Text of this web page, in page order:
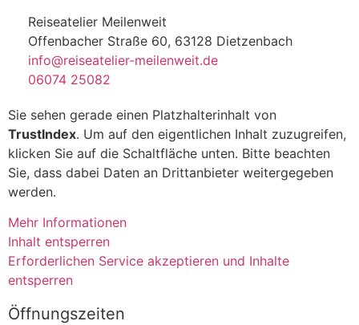
Reiseatelier Meilenweit
Offenbacher Straße 60, 63128 Dietzenbach
info@reiseatelier-meilenweit.de
06074 25082
Sie sehen gerade einen Platzhalterinhalt von
TrustIndex. Um auf den eigentlichen Inhalt zuzugreifen,
klicken Sie auf die Schaltfläche unten. Bitte beachten
Sie, dass dabei Daten an Drittanbieter weitergegeben
werden.
Mehr Informationen
Inhalt entsperren
Erforderlichen Service akzeptieren und Inhalte
entsperren
Öffnungszeiten